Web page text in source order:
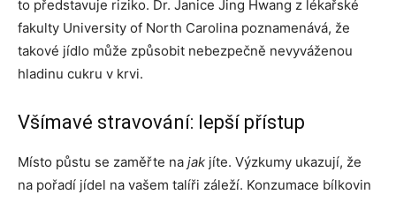
to představuje riziko. Dr. Janice Jing Hwang z lékařské
fakulty University of North Carolina poznamenává, že
takové jídlo může způsobit nebezpečně nevyváženou
hladinu cukru v krvi.
Všímavé stravování: lepší přístup
Místo půstu se zaměřte na jak jíte. Výzkumy ukazují, že
na pořadí jídel na vašem talíři záleží. Konzumace bílkovin